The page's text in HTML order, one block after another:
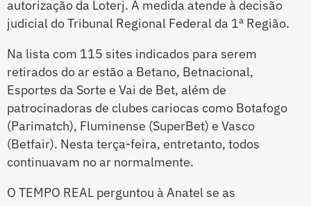
autorização da Loterj. A medida atende à decisão
judicial do Tribunal Regional Federal da 1ª Região.
Na lista com 115 sites indicados para serem
retirados do ar estão a Betano, Betnacional,
Esportes da Sorte e Vai de Bet, além de
patrocinadoras de clubes cariocas como Botafogo
(Parimatch), Fluminense (SuperBet) e Vasco
(Betfair). Nesta terça-feira, entretanto, todos
continuavam no ar normalmente.
O TEMPO REAL perguntou à Anatel se as